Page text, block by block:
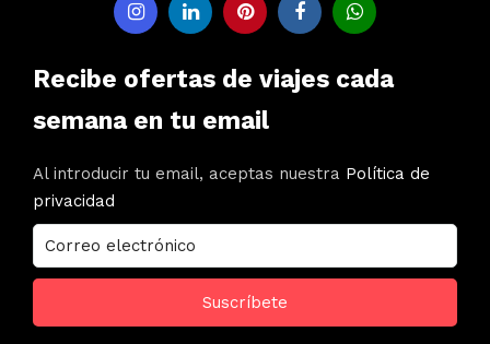
Recibe ofertas de viajes cada
semana en tu email
Al introducir tu email, aceptas nuestra Política de
privacidad